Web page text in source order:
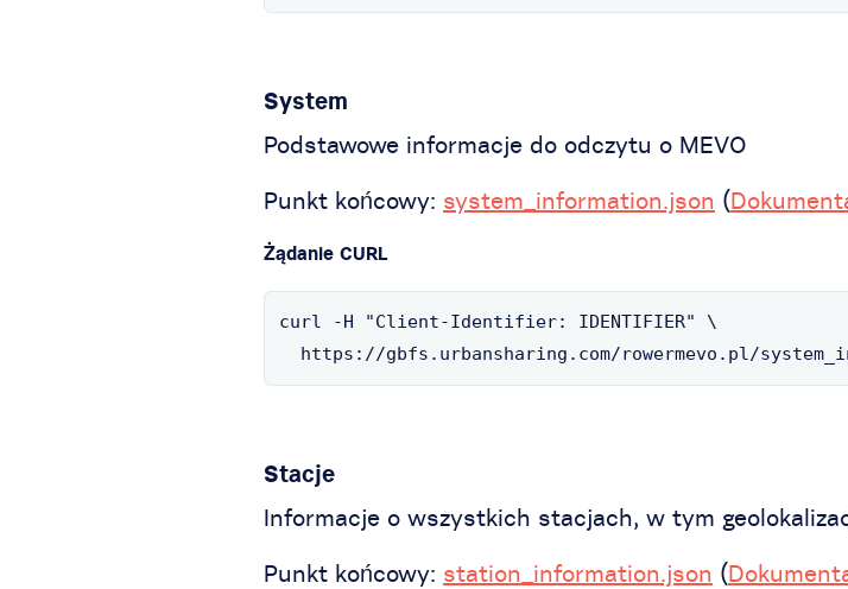
System
Podstawowe informacje do odczytu o MEVO
Punkt końcowy: system_information.json (
Żądanie CURL
curl -H "Client-Identifier: IDENTIFIER" \
https://gbfs.urbansharing.com/rowermevo.pl/
Stacje
Informacje o wszystkich stacjach, w tym
Punkt końcowy: station_information.json (